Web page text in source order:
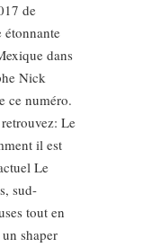
de
étonnante
dans
Nick
ce numéro.
Le
il est
Le
sud-
tout en
shaper